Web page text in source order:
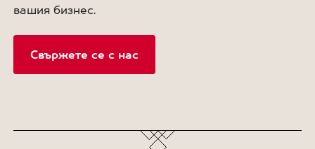
вашия бизнес.
Свържете се с нас